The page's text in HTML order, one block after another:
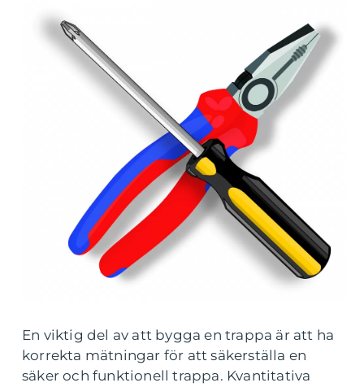
En viktig del av att bygga en trappa är att ha
korrekta mätningar för att säkerställa en
säker och funktionell trappa. Kvantitativa